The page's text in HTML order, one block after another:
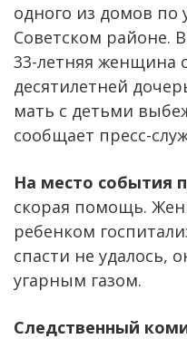
одного из домов по
Советском районе.
33-летняя женщина
десятилетней
мать с детьми
сообщает пресс-
На место события
скорая помощь.
ребенком
спасти не удалось,
угарным газом.
Следственный